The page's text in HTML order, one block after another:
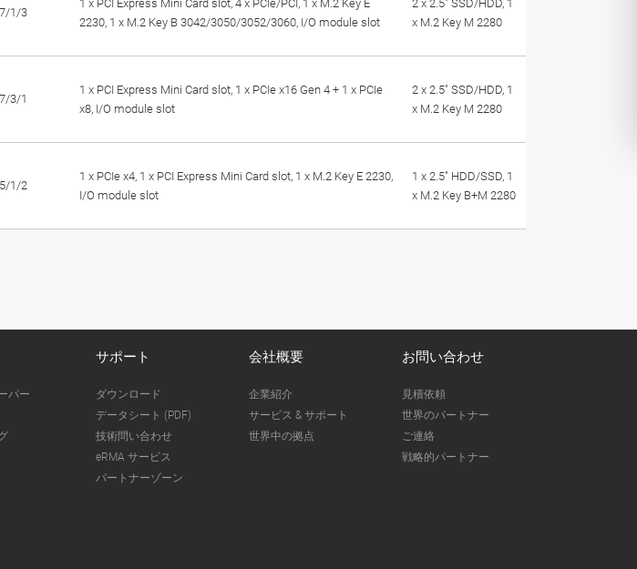
1/3
1 x PCI Express Mini Card slot, 4 x PCIe/PCI, 1 x M.2 Key E
2230, 1 x M.2 Key B 3042/3050/3052/3060, I/O module slot
2 x 2.5" SSD/HDD, 1
x M.2 Key M 2280
3/1
1 x PCI Express Mini Card slot, 1 x PCIe x16 Gen 4 + 1 x PCIe
x8, I/O module slot
2 x 2.5" SSD/HDD, 1
x M.2 Key M 2280
1/2
1 x PCIe x4, 1 x PCI Express Mini Card slot, 1 x M.2 Key E 2230,
I/O module slot
1 x 2.5" HDD/SSD, 1
x M.2 Key B+M 2280
パー
サポート
ダウンロード
データシート (PDF)
技術問い合わせ
eRMA サービス
パートナーゾーン
会社概要
企業紹介
サービス & サポート
世界中の拠点
お問い合わせ
見積依頼
世界のパートナー
ご連絡
戦略的パートナー